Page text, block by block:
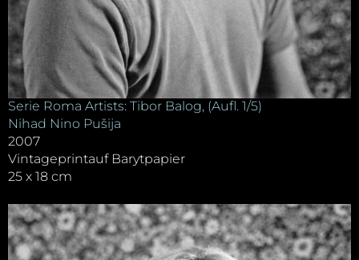
Serie Roma Artists: Tibor Balog, (Aufl. 1/5)
Nihad Nino Pušija
2007
Vintageprintauf Barytpapier
25 x 18 cm